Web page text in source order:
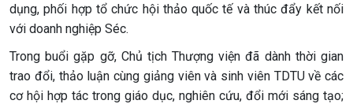
dụng, phối hợp tổ chức hội thảo quốc tế và thúc đẩy kết nối
với doanh nghiệp Séc.
Trong buổi gặp gỡ, Chủ tịch Thượng viện đã dành thời gian
trao đổi, thảo luận cùng giảng viên và sinh viên TDTU về các
cơ hội hợp tác trong giáo dục, nghiên cứu, đổi mới sáng tạo;